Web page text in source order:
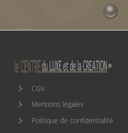
CGV
Mentions légales
Politique de confidentialité
Gouvernance